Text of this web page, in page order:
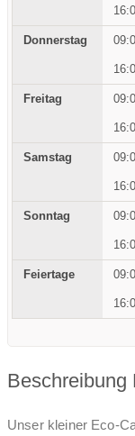
Beschreibung
Unser kleiner Eco-